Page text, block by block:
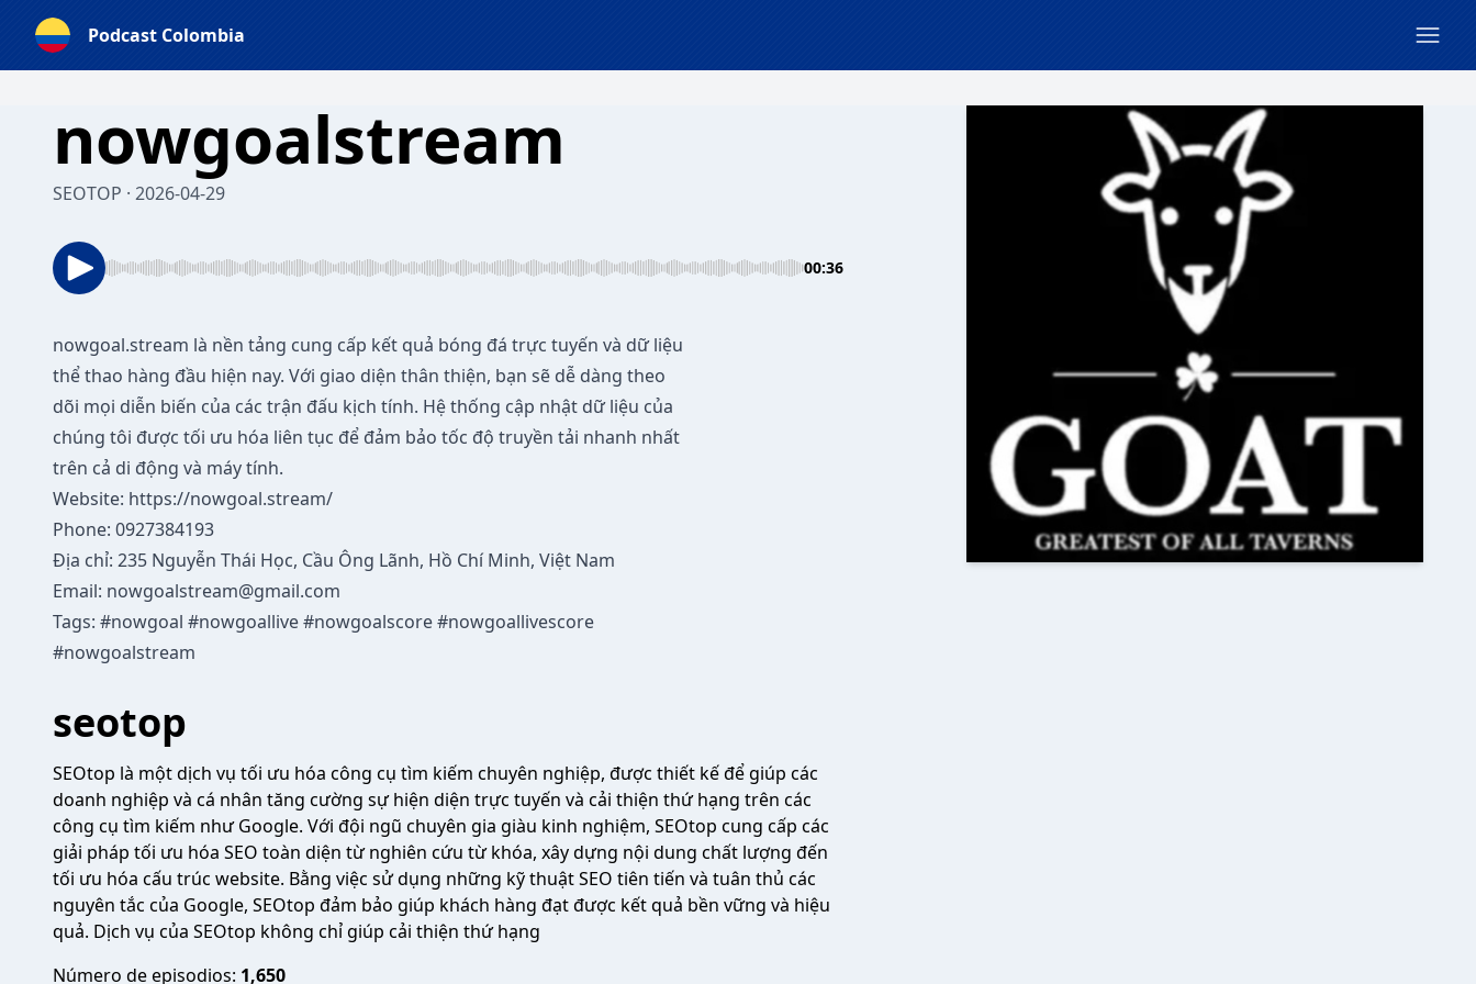
Podcast Colombia
nowgoalstream
SEOTOP · 2026-04-29
00:36
nowgoal.stream là nền tảng cung cấp kết quả bóng đá trực tuyến và dữ liệu
thể thao hàng đầu hiện nay. Với giao diện thân thiện, bạn sẽ dễ dàng theo
dõi mọi diễn biến của các trận đấu kịch tính. Hệ thống cập nhật dữ liệu của
chúng tôi được tối ưu hóa liên tục để đảm bảo tốc độ truyền tải nhanh nhất
trên cả di động và máy tính.
Website: https://nowgoal.stream/
Phone: 0927384193
Địa chỉ: 235 Nguyễn Thái Học, Cầu Ông Lãnh, Hồ Chí Minh, Việt Nam
Email: nowgoalstream@gmail.com
Tags: #nowgoal #nowgoallive #nowgoalscore #nowgoallivescore
#nowgoalstream
seotop
SEOtop là một dịch vụ tối ưu hóa công cụ tìm kiếm chuyên nghiệp, được thiết kế để giúp các
doanh nghiệp và cá nhân tăng cường sự hiện diện trực tuyến và cải thiện thứ hạng trên các
công cụ tìm kiếm như Google. Với đội ngũ chuyên gia giàu kinh nghiệm, SEOtop cung cấp các
giải pháp tối ưu hóa SEO toàn diện từ nghiên cứu từ khóa, xây dựng nội dung chất lượng đến
tối ưu hóa cấu trúc website. Bằng việc sử dụng những kỹ thuật SEO tiên tiến và tuân thủ các
nguyên tắc của Google, SEOtop đảm bảo giúp khách hàng đạt được kết quả bền vững và hiệu
quả. Dịch vụ của SEOtop không chỉ giúp cải thiện thứ hạng
Número de episodios: 1,650